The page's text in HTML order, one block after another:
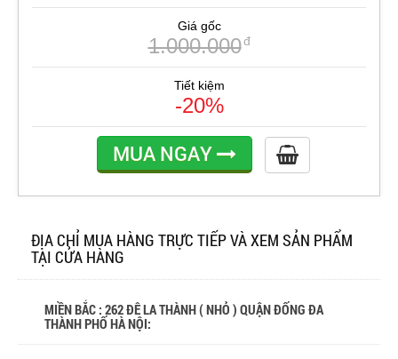
Giá gốc
1.000.000đ
Tiết kiệm
-20%
MUA NGAY
ĐỊA CHỈ MUA HÀNG TRỰC TIẾP VÀ XEM SẢN PHẨM
TẠI CỬA HÀNG
MIỀN BẮC : 262 ĐÊ LA THÀNH ( NHỎ ) QUẬN ĐỐNG ĐA
THÀNH PHỐ HÀ NỘI: